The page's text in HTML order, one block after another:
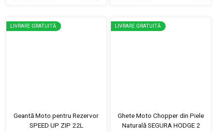
LIVRARE GRATUITĂ
Geantă Moto pentru Rezervor
SPEED UP ZIP 22L
LIVRARE GRATUITĂ
Ghete Moto Chopper din Piele
Naturală SEGURA HODGE 2